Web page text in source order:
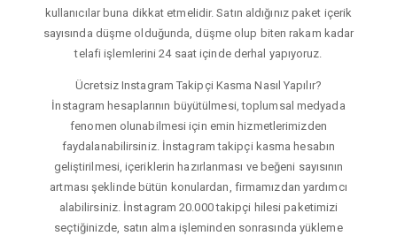
kullanıcılar buna dikkat etmelidir. Satın aldığınız paket içerik
sayısında düşme olduğunda, düşme olup biten rakam kadar
telafi işlemlerini 24 saat içinde derhal yapıyoruz.
Ücretsiz Instagram Takipçi Kasma Nasıl Yapılır?
İnstagram hesaplarının büyütülmesi, toplumsal medyada
fenomen olunabilmesi için emin hizmetlerimizden
faydalanabilirsiniz. İnstagram takipçi kasma hesabın
geliştirilmesi, içeriklerin hazırlanması ve beğeni sayısının
artması şeklinde bütün konulardan, firmamızdan yardımcı
alabilirsiniz. İnstagram 20.000 takipçi hilesi paketimizi
seçtiğinizde, satın alma işleminden sonrasında yükleme